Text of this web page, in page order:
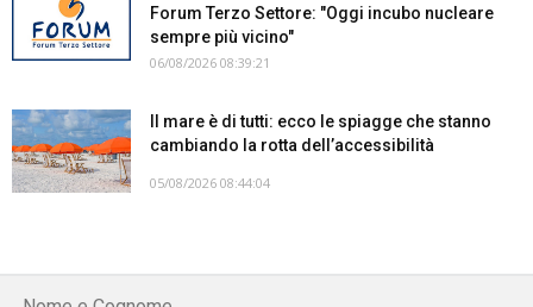
Forum Terzo Settore: "Oggi incubo nucleare
sempre più vicino"
06/08/2026 08:39:21
Il mare è di tutti: ecco le spiagge che stanno
cambiando la rotta dell’accessibilità
05/08/2026 08:44:04